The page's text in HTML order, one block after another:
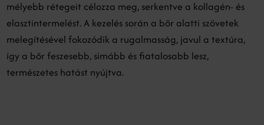
mélyebb rétegeit célozza meg, serkentve a kollagén- és
elasztintermelést. A kezelés során a bőr alatti szövetek
melegítésével fokozódik a rugalmasság, javul a textúra,
így a bőr feszesebb, simább és fiatalosabb lesz,
természetes hatást nyújtva.